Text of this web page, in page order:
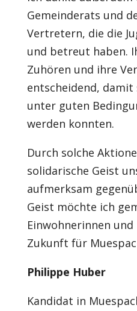
Gemeinderats und
Vertretern, die die
und betreut haben.
Zuhören und ihre
entscheidend, damit
unter guten
werden konnten.
Durch solche
solidarische Geist
aufmerksam
Geist möchte ich
Einwohnerinnen
Zukunft für
Philippe Huber
Kandidat in